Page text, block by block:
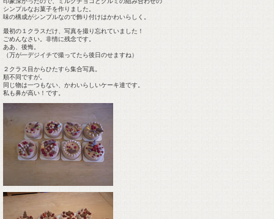
シンプルなお菓子を作りました。
味の構成がシンプルなので飾り付けはかわいらしく。
最初の１クラスだけ、写真を撮り忘れていました！
ごめんなさい。非情に残念です。
ああ、後悔。
（万が一デジイチで撮ってたら後日のせますね）
２クラス目からひたすら集合写真。
順不同ですが。
同じ物は一つもない、かわいらしいケーキ達です。
私も鼻が高い！です。